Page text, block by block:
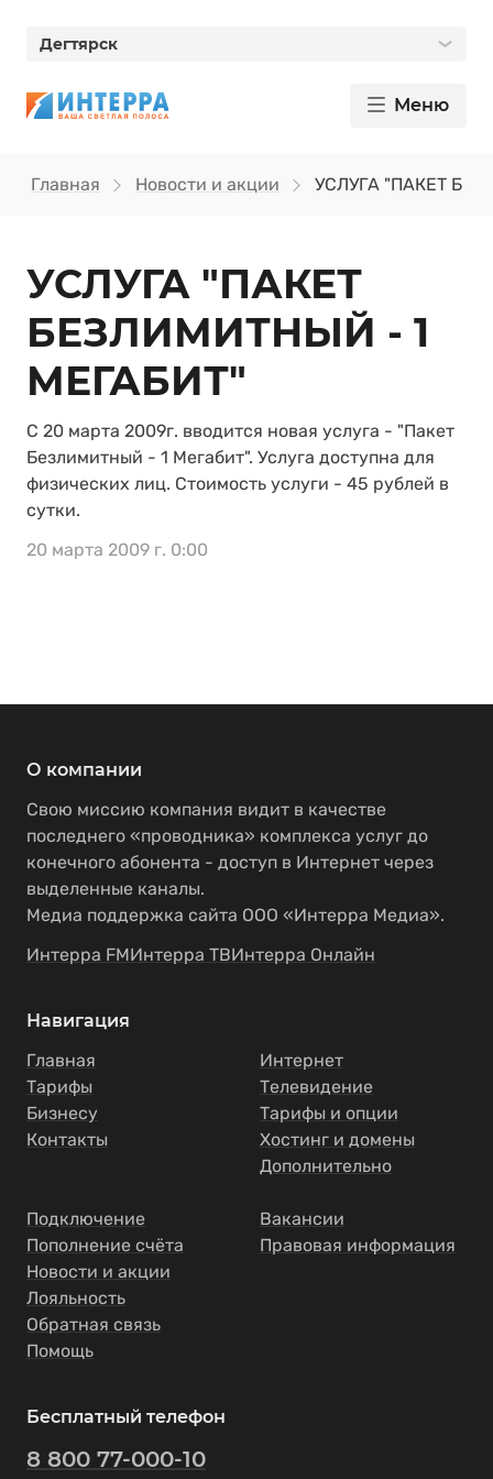
Дегтярск
Меню
Главная Новости и акции УСЛУГА "ПАКЕТ
УСЛУГА "ПАКЕТ
БЕЗЛИМИТНЫЙ - 1
МЕГАБИТ"
С 20 марта 2009г. вводится новая услуга - "Пакет
Безлимитный - 1 Мегабит". Услуга доступна для
физических лиц. Стоимость услуги - 45 рублей в
сутки.
20 марта 2009 г. 0:00
О компании
Свою миссию компания видит в качестве
последнего «проводника» комплекса услуг до
конечного абонента - доступ в Интернет через
выделенные каналы.
Медиа поддержка сайта ООО «Интерра Медиа».
Интерра FMИнтерра ТВИнтерра Онлайн
Навигация
Главная
Тарифы
Бизнесу
Контакты
Интернет
Телевидение
Тарифы и опции
Хостинг и домены
Дополнительно
Подключение
Пополнение счёта
Новости и акции
Лояльность
Обратная связь
Помощь
Вакансии
Правовая информация
Бесплатный телефон
8 800 77-000-10